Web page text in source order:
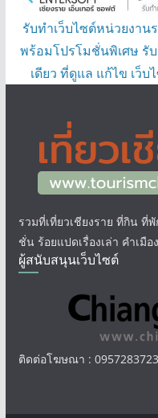
รับทำเว็บไซต์หน่วยงาน
พร้อมโปรโมชั่นพิเศษ รั
เดียว ที่ดูแล แก้ไข เว็
รวมที่เที่ยวเชียงราย ที่กิน ที่
ชั่น ร้อยแปดเรื่องเล่า คำเมื
ผู้สนับสนุนเว็บไซต์
ติดต่อโฆษณา : 0957283723